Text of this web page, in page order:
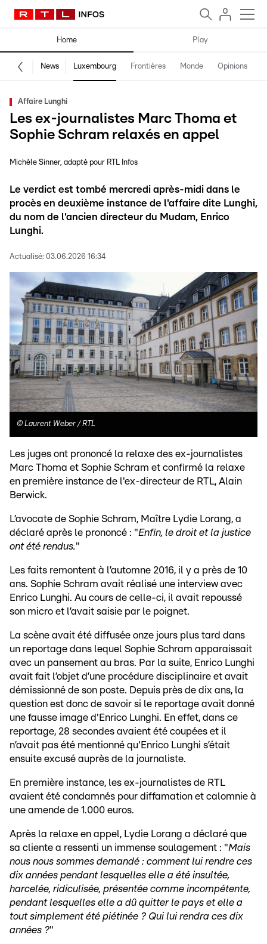
Home Play
News Luxembourg Frontières Monde Opinions
Affaire Lunghi
Les ex-journalistes Marc Thoma et
Sophie Schram relaxés en appel
Michèle Sinner adapté pour RTL Infos
Le verdict est tombé mercredi après-midi dans le
procès en deuxième instance de l'affaire dite Lunghi,
du nom de l'ancien directeur du Mudam, Enrico
Lunghi.
Actualisé: 03.06.2026 16:34
© Laurent Weber / RTL
Les juges ont prononcé la relaxe des ex-journalistes
Marc Thoma et Sophie Schram et confirmé la relaxe
en première instance de l'ex-directeur de RTL, Alain
Berwick.
L’avocate de Sophie Schram, Maître Lydie Lorang, a
déclaré après le prononcé : "Enfin, le droit et la justice
ont été rendus."
Les faits remontent à l’automne 2016, il y a près de 10
ans. Sophie Schram avait réalisé une interview avec
Enrico Lunghi. Au cours de celle-ci, il avait repoussé
son micro et l’avait saisie par le poignet.
La scène avait été diffusée onze jours plus tard dans
un reportage dans lequel Sophie Schram apparaissait
avec un pansement au bras. Par la suite, Enrico Lunghi
avait fait l’objet d’une procédure disciplinaire et avait
démissionné de son poste. Depuis près de dix ans, la
question est donc de savoir si le reportage avait donné
une fausse image d'Enrico Lunghi. En effet, dans ce
reportage, 28 secondes avaient été coupées et il
n’avait pas été mentionné qu'Enrico Lunghi s’était
ensuite excusé auprès de la journaliste.
En première instance, les ex-journalistes de RTL
avaient été condamnés pour diffamation et calomnie à
une amende de 1.000 euros.
Après la relaxe en appel, Lydie Lorang a déclaré que
sa cliente a ressenti un immense soulagement : "Mais
nous nous sommes demandé : comment lui rendre ces
dix années pendant lesquelles elle a été insultée,
harcelée, ridiculisée, présentée comme incompétente,
pendant lesquelles elle a dû quitter le pays et elle a
tout simplement été piétinée ? Qui lui rendra ces dix
années ?"